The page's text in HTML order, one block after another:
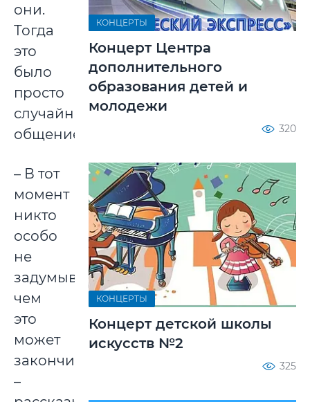
они.
Тогда
это
было
просто
случайное
общение.
– В тот
момент
никто
особо
не
задумывался,
чем
это
может
закончиться,
–
КОНЦЕРТЫ
Концерт Центра
дополнительного
образования детей и
молодежи
320
КОНЦЕРТЫ
Концерт детской школы
искусств №2
325